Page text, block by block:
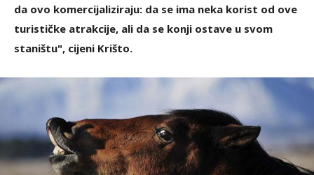
da ovo komercijaliziraju: da se ima neka korist od ove
turističke atrakcije, ali da se konji ostave u svom
staništu", cijeni Krišto.